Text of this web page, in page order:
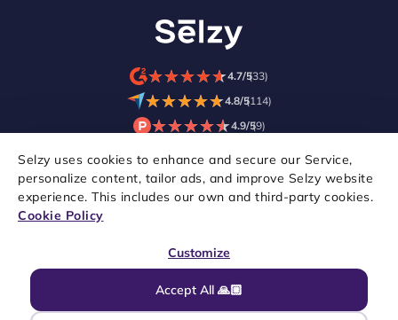
Selzy uses cookies to enhance and secure our Service,
personalize content, tailor ads, and improve Selzy website
experience. This includes our own and third-party cookies.
Cookie Policy
Accept All 🙏🏼
Customize
★★★★★
★★★★★4.7/5(33)
★★★★★
★★★★★4.8/5(114)
★★★★★
★★★★★4.9/5(9)
Copyright © 2021–2026 Selzy. Todos los derechos reservados.